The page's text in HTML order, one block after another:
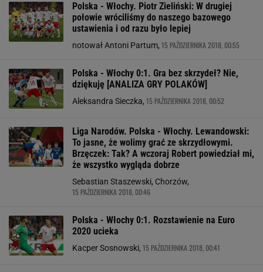
Polska - Włochy. Piotr Zieliński: W drugiej
połowie wróciliśmy do naszego bazowego
ustawienia i od razu było lepiej
notował Antoni Partum, 15 PAŹDZIERNIKA 2018, 00:55
Polska - Włochy 0:1. Gra bez skrzydeł? Nie,
dziękuję [ANALIZA GRY POLAKÓW]
Aleksandra Sieczka, 15 PAŹDZIERNIKA 2018, 00:52
Liga Narodów. Polska - Włochy. Lewandowski:
To jasne, że wolimy grać ze skrzydłowymi.
Brzęczek: Tak? A wczoraj Robert powiedział mi,
że wszystko wygląda dobrze
Sebastian Staszewski, Chorzów,
15 PAŹDZIERNIKA 2018, 00:46
Polska - Włochy 0:1. Rozstawienie na Euro
2020 ucieka
Kacper Sosnowski, 15 PAŹDZIERNIKA 2018, 00:41